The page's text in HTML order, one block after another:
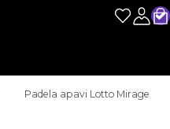
Padela apavi Lotto Mirage